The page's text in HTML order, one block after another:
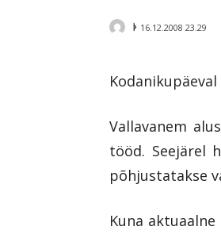
ᚦ 16.12.2008 23.29
Vallavanem
tööd. Seejärel
põhjustatakse
Kuna